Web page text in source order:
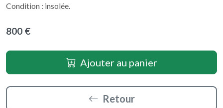
Condition : insolée.
800 €
Ajouter au panier
Retour